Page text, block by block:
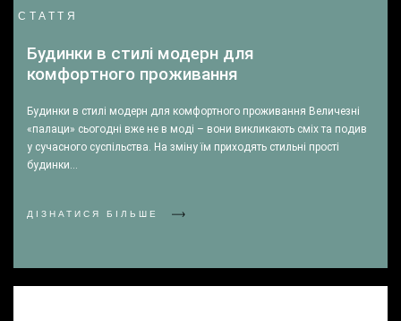
СТАТТЯ
Будинки в стилі модерн для
комфортного проживання
Будинки в стилі модерн для комфортного проживання Величезні
«палаци» сьогодні вже не в моді – вони викликають сміх та подив
у сучасного суспільства. На зміну їм приходять стильні прості
будинки…
ДІЗНАТИСЯ БІЛЬШЕ